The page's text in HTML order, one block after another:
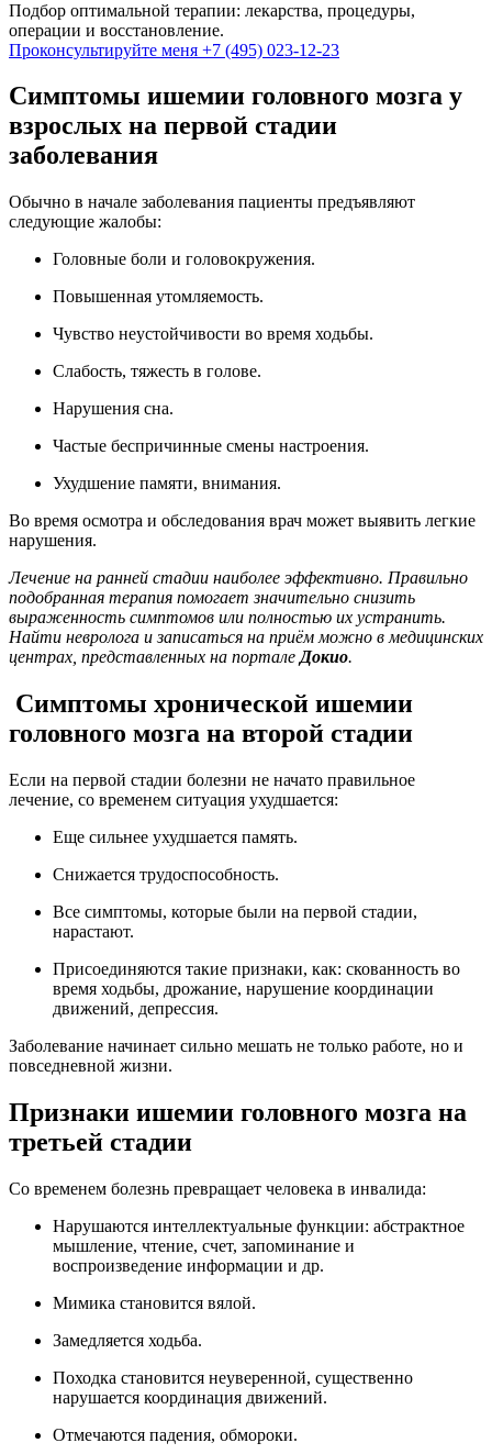
Подбор оптимальной терапии: лекарства, процедуры,
операции и восстановление.
Проконсультируйте меня +7 (495) 023-12-23
Симптомы ишемии головного мозга у
взрослых на первой стадии
заболевания
Обычно в начале заболевания пациенты предъявляют
следующие жалобы:
Головные боли и головокружения.
Повышенная утомляемость.
Чувство неустойчивости во время ходьбы.
Слабость, тяжесть в голове.
Нарушения сна.
Частые беспричинные смены настроения.
Ухудшение памяти, внимания.
Во время осмотра и обследования врач может выявить легкие
нарушения.
Лечение на ранней стадии наиболее эффективно. Правильно
подобранная терапия помогает значительно снизить
выраженность симптомов или полностью их устранить.
Найти невролога и записаться на приём можно в медицинских
центрах, представленных на портале Докио.
Симптомы хронической ишемии
головного мозга на второй стадии
Если на первой стадии болезни не начато правильное
лечение, со временем ситуация ухудшается:
Еще сильнее ухудшается память.
Снижается трудоспособность.
Все симптомы, которые были на первой стадии,
нарастают.
Присоединяются такие признаки, как: скованность во
время ходьбы, дрожание, нарушение координации
движений, депрессия.
Заболевание начинает сильно мешать не только работе, но и
повседневной жизни.
Признаки ишемии головного мозга на
третьей стадии
Со временем болезнь превращает человека в инвалида:
Нарушаются интеллектуальные функции: абстрактное
мышление, чтение, счет, запоминание и
воспроизведение информации и др.
Мимика становится вялой.
Замедляется ходьба.
Походка становится неуверенной, существенно
нарушается координация движений.
Отмечаются падения, обмороки.